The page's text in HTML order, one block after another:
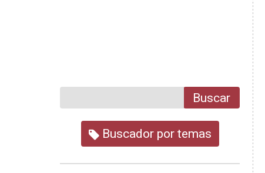
Buscar
Buscador por temas